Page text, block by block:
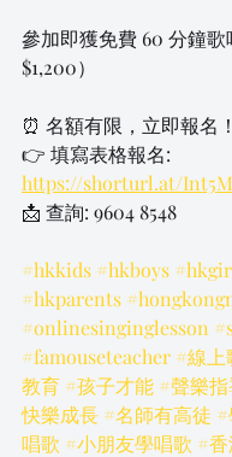
參加即獲免費 60 分鐘
$1,200）
⏰ 名額有限，立即報名！
👉 填寫表格報名:
https://shorturl.at/Int5M
📩 查詢: 9604 8548
#hkkids #hkboys
#hkparents
#onlinesinginglesson
#famouseteacher #線上
教育 #孩子才能 #聲樂
快樂成長 #名師有高徒
唱歌 #小朋友學唱歌 #